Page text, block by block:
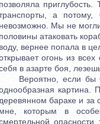
позволяла
а потому,
невозможно. Мы не
половины атаковать
воду, вернее попала в
огонь из
в азарте боя,
Вероятно, если бы
бараке и за
мне, которым в